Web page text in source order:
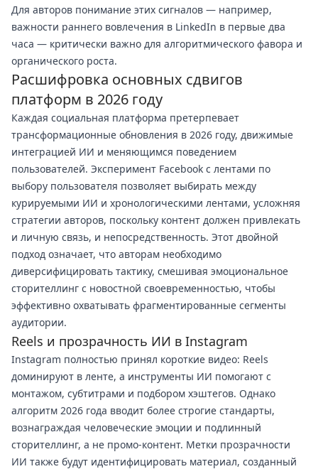
Для авторов понимание этих сигналов — например,
важности раннего вовлечения в LinkedIn в первые два
часа — критически важно для алгоритмического фавора и
органического роста.
Расшифровка основных сдвигов
платформ в 2026 году
Каждая социальная платформа претерпевает
трансформационные обновления в 2026 году, движимые
интеграцией ИИ и меняющимся поведением
пользователей. Эксперимент Facebook с лентами по
выбору пользователя позволяет выбирать между
курируемыми ИИ и хронологическими лентами, усложняя
стратегии авторов, поскольку контент должен привлекать
и личную связь, и непосредственность. Этот двойной
подход означает, что авторам необходимо
диверсифицировать тактику, смешивая эмоциональное
сторителлинг с новостной своевременностью, чтобы
эффективно охватывать фрагментированные сегменты
аудитории.
Reels и прозрачность ИИ в Instagram
Instagram полностью принял короткие видео: Reels
доминируют в ленте, а инструменты ИИ помогают с
монтажом, субтитрами и подбором хэштегов. Однако
алгоритм 2026 года вводит более строгие стандарты,
вознаграждая человеческие эмоции и подлинный
сторителлинг, а не промо-контент. Метки прозрачности
ИИ также будут идентифицировать материал, созданный